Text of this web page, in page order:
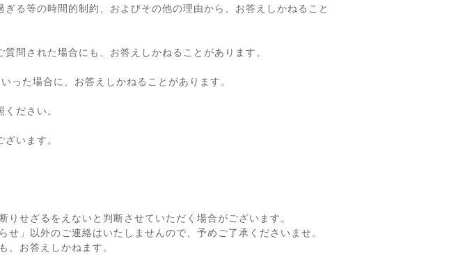
る等の時間的制約、およびその他の理由から、お答えしかねること
問された場合にも、お答えしかねることがあります。
った場合に、お答えしかねることがあります。
ださい。
います。
せざるをえないと判断させていただく場合がございます。
」以外のご連絡はいたしませんので、予めご了承くださいませ。
、お答えしかねます。